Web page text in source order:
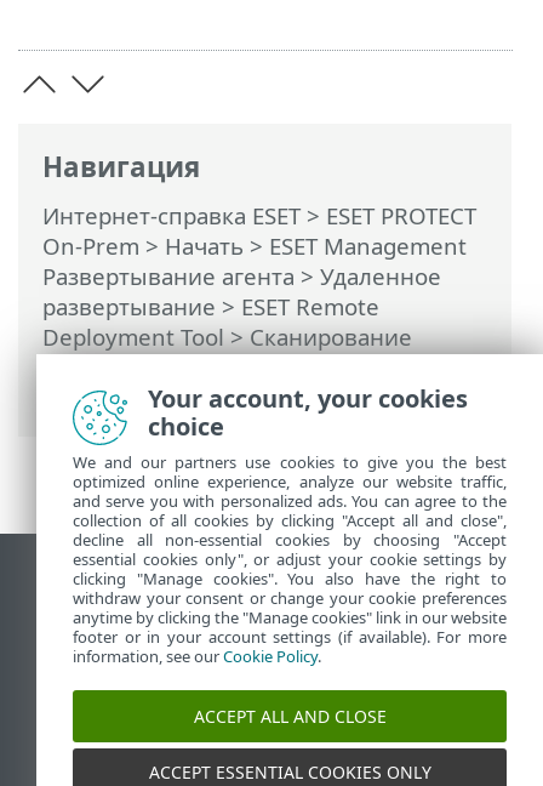
Навигация
Интернет-справка ESET> ESET PROTECT
On-Prem > Начать > ESET Management
Развертывание агента > Удаленное
развертывание > ESET Remote
Deployment Tool> Сканирование
компьютеров
Использовать сайт для ПК
End of Life
База знаний ESET
ESET Status Portal
Региональная поддержка
Your account, your cookies
choice
We and our partners use cookies to give you the best
optimized online experience, analyze our website traffic,
and serve you with personalized ads. You can agree to the
collection of all cookies by clicking "Accept all and close",
decline all non-essential cookies by choosing "Accept
essential cookies only", or adjust your cookie settings by
clicking "Manage cookies". You also have the right to
withdraw your consent or change your cookie preferences
anytime by clicking the "Manage cookies" link in our website
footer or in your account settings (if available). For more
information, see ourCookie Policy.
ACCEPT ALL AND CLOSE
ACCEPT ESSENTIAL COOKIES ONLY